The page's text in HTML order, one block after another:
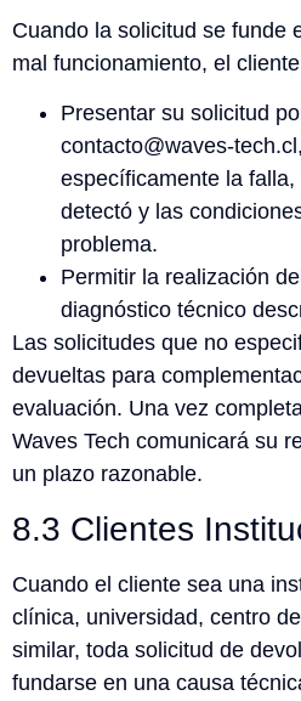
Cuando la solicitud se funde
mal funcionamiento, el
Presentar su solicitud
contacto@waves-
específicamente la
detectó y las
problema.
Permitir la realización
diagnóstico técnico
Las solicitudes que no
devueltas para
evaluación. Una vez
Waves Tech comunicará su
un plazo razonable.
8.3 Clientes
Cuando el cliente sea una
clínica, universidad, centro
similar, toda solicitud de
fundarse en una causa